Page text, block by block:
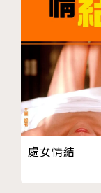
1.日本知名營
性學專家聯手
科。中文版由
教授謝明哲專
2.六大營養素
營養來源完整
處女情結